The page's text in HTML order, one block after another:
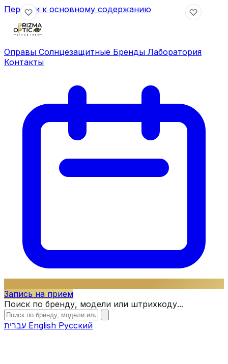
Перейти к основному содержанию
Оправы Солнцезащитные Бренды Лаборатория
Контакты
Запись на прием
Поиск по бренду, модели или штрихкоду...
English Русский